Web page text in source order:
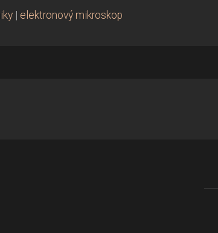
elektronový mikroskop